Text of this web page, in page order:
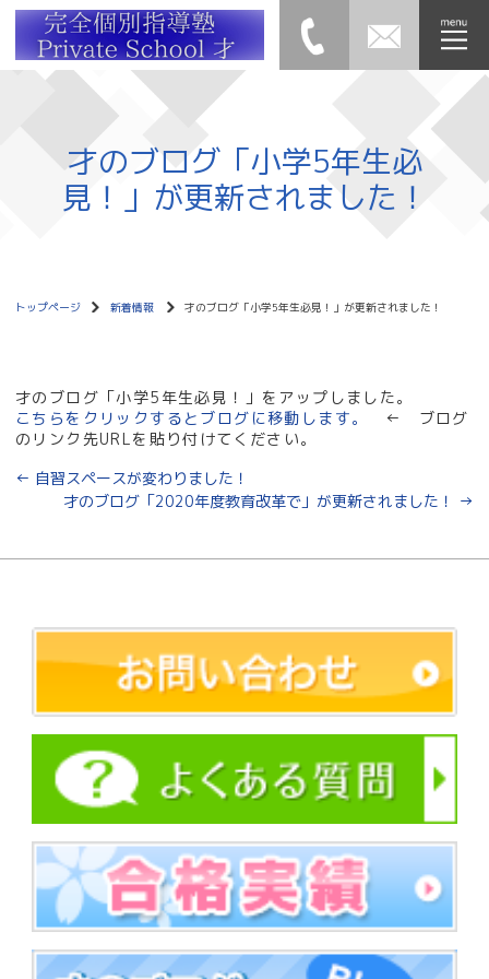
才のブログ「小学5年生必
見！」が更新されました！
トップページ 新着情報 才のブログ「小学5年生必見！」が更新されました！
才のブログ「小学5年生必見！」をアップしました。
こちらをクリックするとブログに移動します。
← ブログ
のリンク先URLを貼り付けてください。
← 自習スペースが変わりました！
才のブログ「2020年度教育改革で」が更新されました！
→